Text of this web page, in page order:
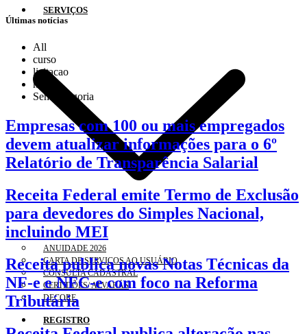
SERVIÇOS
ANUIDADE 2026
CARTA DE SERVIÇOS AO USUÁRIO
CONSULTA CADASTRAL
CERTIDÕES/ ALVARÁS
DECORE
REGISTRO
Últimas notícias
All
curso
licitacao
noticia
Sem categoria
Empresas com 100 ou mais empregados
devem atualizar informações para o 6º
Relatório de Transparência Salarial
Receita Federal emite Termo de Exclusão
para devedores do Simples Nacional,
incluindo MEI
Receita publica novas Notas Técnicas da
NF-e e NFC-e com foco na Reforma
Tributária